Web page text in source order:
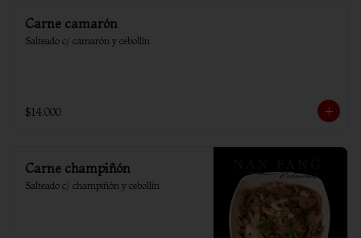
Carne camarón
Salteado c/ camarón y cebollín
$14.000
Carne champiñón
Salteado c/ champiñón y cebollín